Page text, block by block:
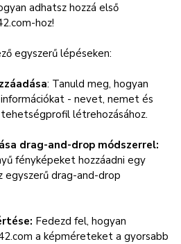
adhatsz hozzá első
hoz!
egyszerű lépéseken:
: Tanuld meg, hogyan
- nevet, nemet és
létrehozásához.
drag-and-drop módszerrel:
fényképeket hozzáadni egy
egyszerű drag-and-drop
Fedezd fel, hogyan
a képméreteket a gyorsabb